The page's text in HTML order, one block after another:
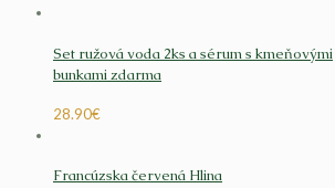
Set ružová voda 2ks a sérum s kmeňovými
bunkami zdarma
28.90€
Francúzska červená Hlina